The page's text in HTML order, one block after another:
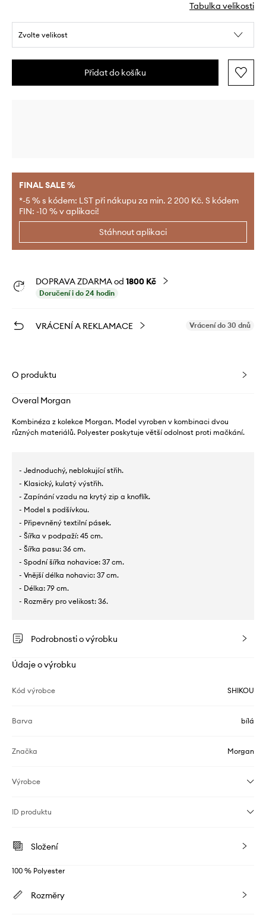
Tabulka velikosti
Zvolte velikost
Přidat do košíku
FINAL SALE %
*-5 % s kódem: LST při nákupu za min. 2 200 Kč. S kódem
FIN: -10 % v aplikaci!
Stáhnout aplikaci
DOPRAVA ZDARMA od 1800 Kč
Doručení i do 24 hodin
VRÁCENÍ A REKLAMACE Vrácení do 30 dnů
O produktu
Overal Morgan
Kombinéza z kolekce Morgan. Model vyroben v kombinaci dvou
různých materiálů. Polyester poskytuje větší odolnost proti mačkání.
- Jednoduchý, neblokující střih.
- Klasický, kulatý výstřih.
- Zapínání vzadu na krytý zip a knoflík.
- Model s podšívkou.
- Připevněný textilní pásek.
- Šířka v podpaží: 45 cm.
- Šířka pasu: 36 cm.
- Spodní šířka nohavice: 37 cm.
- Vnější délka nohavic: 37 cm.
- Délka: 79 cm.
- Rozměry pro velikost: 36.
Podrobnosti o výrobku
Údaje o výrobku
Kód výrobce SHIKOU
Barva bílá
Značka Morgan
Výrobce
ID produktu
Složení
100 % Polyester
Rozměry